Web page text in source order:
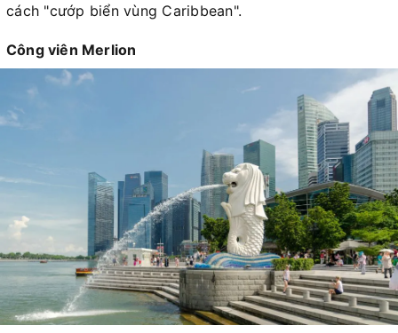
cách "cướp biển vùng Caribbean".
Công viên Merlion